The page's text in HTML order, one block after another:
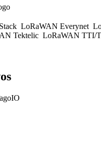
LoRaWAN Everynet
Tektelic LoRaWAN TTI/